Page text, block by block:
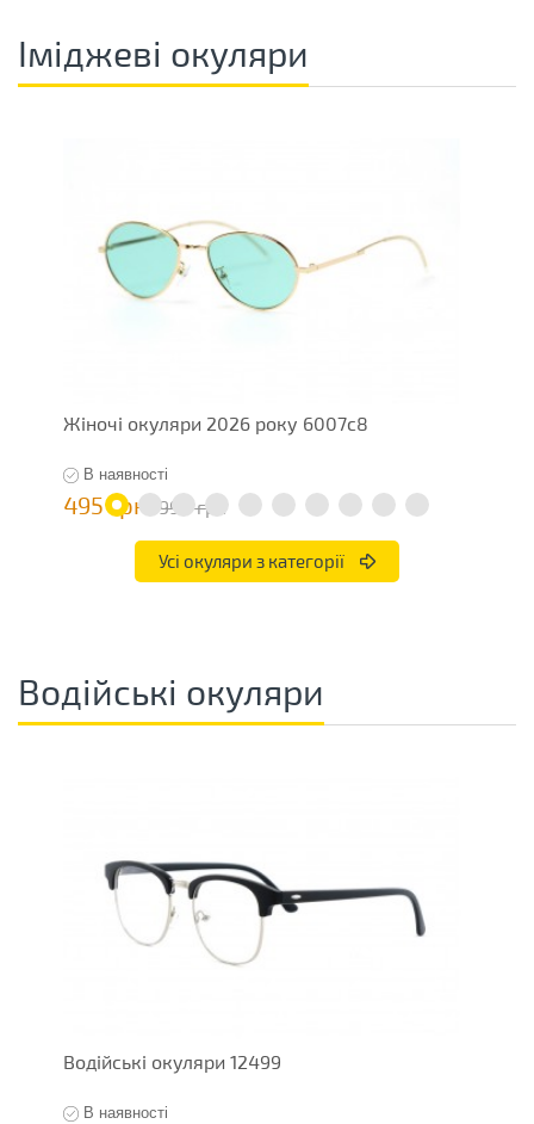
Іміджеві окуляри
Жіночі окуляри 2026 року 6007c8
В наявності
495 грн 990 грн
Усі окуляри з категорії
Водійські окуляри
Водійські окуляри 12499
В наявності